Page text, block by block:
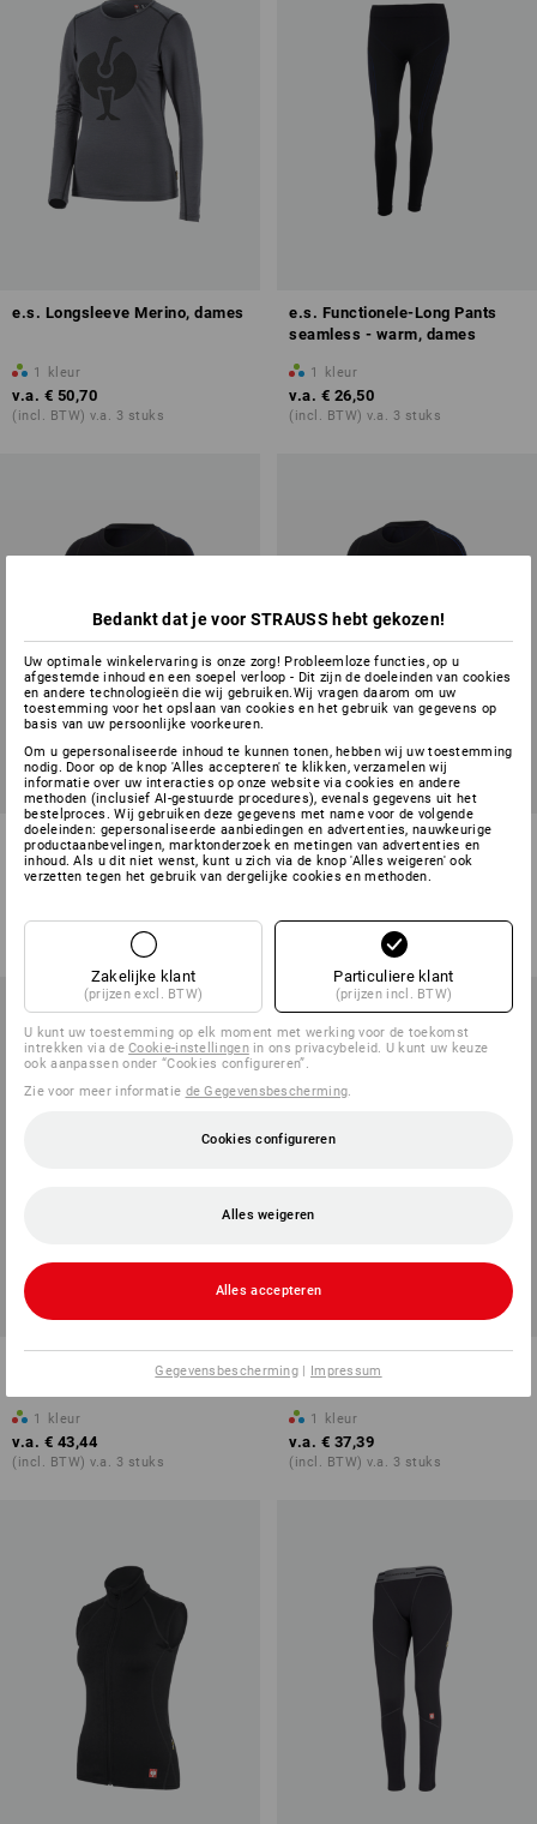
e.s. Longsleeve Merino, dames
1 kleur
v.a. € 50,70
(incl. BTW) v.a. 3 stuks
e.s. Functionele-Long Pants
seamless - warm, dames
1 kleur
v.a. € 26,50
(incl. BTW) v.a. 3 stuks
e.s. Functionele-T-Shirt
seamless-warm, dames
v.a. € 23,60
(incl. BTW) v.a. 3 stuks
e.s. Functionele-Longsleeve
seamless-warm, dames
v.a. € 26,50
(incl. BTW) v.a. 3 stuks
1 kleur
v.a. € 43,44
(incl. BTW) v.a. 3 stuks
thermo stretch-x-warm,da.
1 kleur
v.a. € 37,39
(incl. BTW) v.a. 3 stuks
Bedankt dat je voor STRAUSS hebt gekozen!
Uw optimale winkelervaring is onze zorg! Probleemloze functies, op u
afgestemde inhoud en een soepel verloop - Dit zijn de doeleinden van cookies
en andere technologieën die wij gebruiken.Wij vragen daarom om uw
toestemming voor het opslaan van cookies en het gebruik van gegevens op
basis van uw persoonlijke voorkeuren.
Om u gepersonaliseerde inhoud te kunnen tonen, hebben wij uw toestemming
nodig. Door op de knop 'Alles accepteren' te klikken, verzamelen wij
informatie over uw interacties op onze website via cookies en andere
methoden (inclusief AI-gestuurde procedures), evenals gegevens uit het
bestelproces. Wij gebruiken deze gegevens met name voor de volgende
doeleinden: gepersonaliseerde aanbiedingen en advertenties, nauwkeurige
productaanbevelingen, marktonderzoek en metingen van advertenties en
inhoud. Als u dit niet wenst, kunt u zich via de knop 'Alles weigeren' ook
verzetten tegen het gebruik van dergelijke cookies en methoden.
Zakelijke klant
(prijzen excl. BTW)
Particuliere klant
(prijzen incl. BTW)
U kunt uw toestemming op elk moment met werking voor de toekomst
intrekken via deCookie-instellingenin ons privacybeleid. U kunt uw keuze
ook aanpassen onder “Cookies configureren”.
Zie voor meer informatie de Gegevensbescherming.
Cookies configureren
Alles weigeren
Alles accepteren
Gegevensbescherming | Impressum